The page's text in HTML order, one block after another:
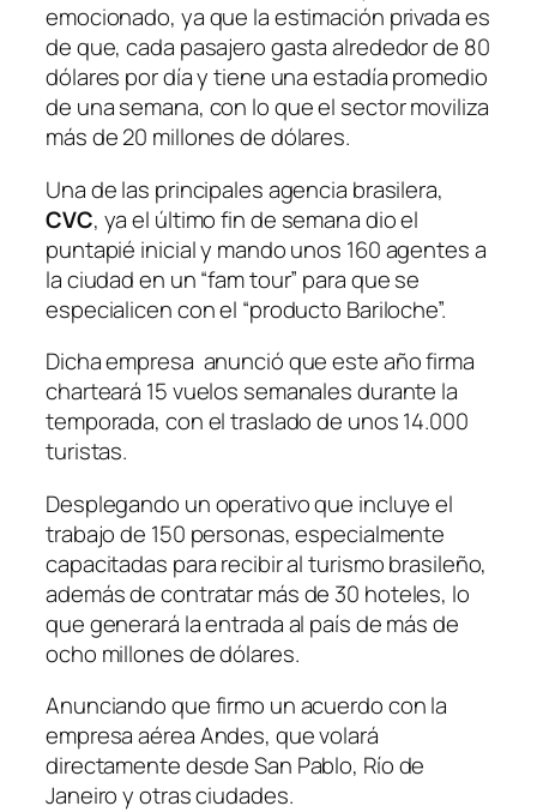
emocionado, ya que la estimación privada es
de que, cada pasajero gasta alrededor de 80
dólares por día y tiene una estadía promedio
de una semana, con lo que el sector moviliza
más de 20 millones de dólares.
Una de las principales agencia brasilera,
CVC, ya el último fin de semana dio el
puntapié inicial y mando unos 160 agentes a
la ciudad en un “fam tour” para que se
especialicen con el “producto Bariloche”.
Dicha empresa anunció que este año firma
charteará 15 vuelos semanales durante la
temporada, con el traslado de unos 14.000
turistas.
Desplegando un operativo que incluye el
trabajo de 150 personas, especialmente
capacitadas para recibir al turismo brasileño,
además de contratar más de 30 hoteles, lo
que generará la entrada al país de más de
ocho millones de dólares.
Anunciando que firmo un acuerdo con la
empresa aérea Andes, que volará
directamente desde San Pablo, Río de
Janeiro y otras ciudades.